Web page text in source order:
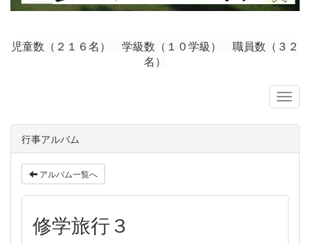
児童数（２１６名） 学級数（１０学級） 職員数（３２
名）
行事アルバム
アルバム一覧へ
修学旅行３